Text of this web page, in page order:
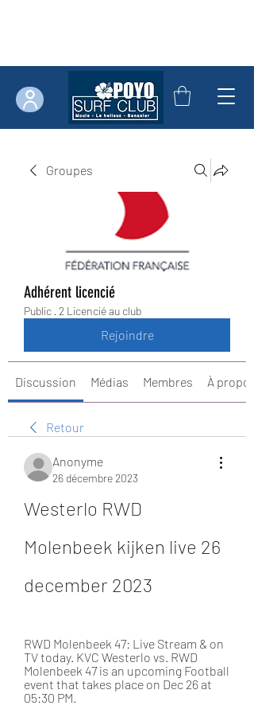
Groupes
Adhérent licencié
Public · 2 Licencié au club
Rejoindre
Discussion Médias Membres À propos
Retour
Anonyme
26 décembre 2023
Westerlo RWD
Molenbeek kijken live 26
december 2023
RWD Molenbeek 47: Live Stream & on
TV today. KVC Westerlo vs. RWD
Molenbeek 47 is an upcoming Football
event that takes place on Dec 26 at
05:30 PM.